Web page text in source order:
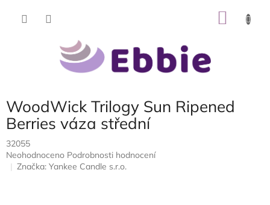
WoodWick Trilogy Sun Ripened
Berries váza střední
32055
Průměrné
hodnocení
Neohodnoceno Podrobnosti hodnocení
Značka: Yankee Candle s.r.o.